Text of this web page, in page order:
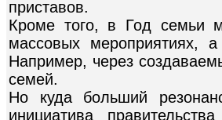
приставов.
Кроме того, в Год семьи
массовых мероприятиях,
Например, через
семей.
Но куда больший
инициатива